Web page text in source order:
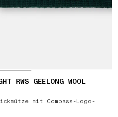
RWS GEELONG WOOL
mit Compass-Logo-